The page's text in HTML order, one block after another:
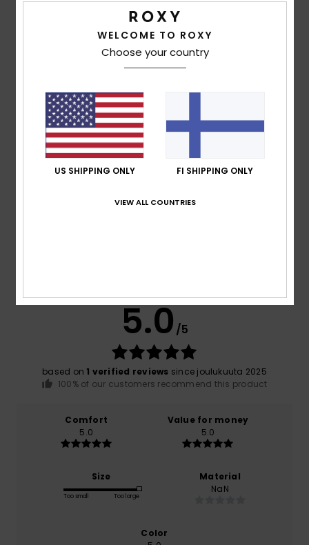
prevent flushing
Product appearance may differ slightly depending
on print placement.
[Main Fabric] 87% Recycled Polyester, 13%
Shipping & Returns
5.0/5
based on 1 verified reviews since joulukuuta 2025
100% of our customers recommend this product
Comfort
5.0
Value for money
5.0
Size
Too small Too large
Material
NaN
Color
WELCOME TO ROXY
Choose your country
US SHIPPING ONLY FI SHIPPING ONLY
VIEW ALL COUNTRIES